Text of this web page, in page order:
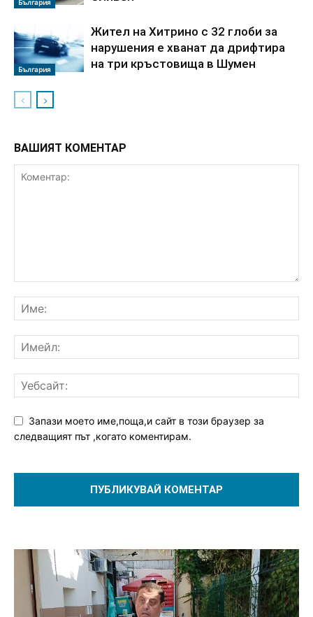
България
Жител на Хитрино с 32 глоби за
нарушения е хванат да дрифтира
на три кръстовища в Шумен
ВАШИЯТ КОМЕНТАР
Запази моето име,поща,и сайт в този браузер за
следващият път ,когато коментирам.